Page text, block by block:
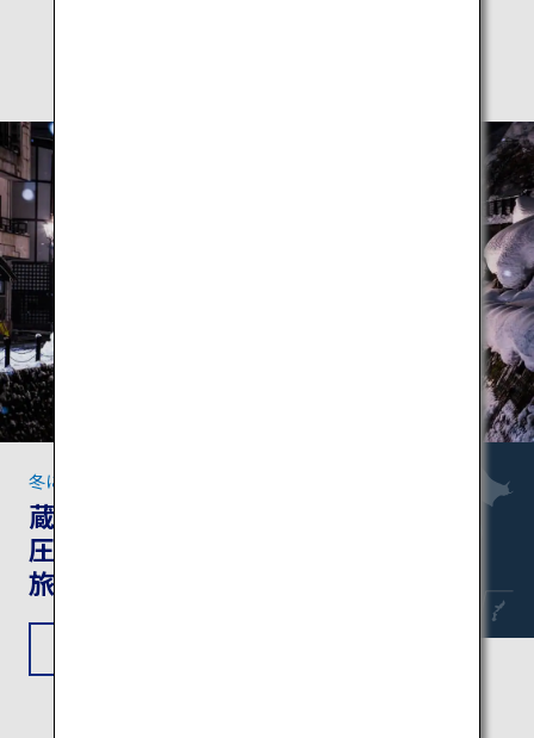
蔵王・銀山温泉・松島：
圧巻の雪景色に包まれる
旅
冬に訪れたい東北の名所